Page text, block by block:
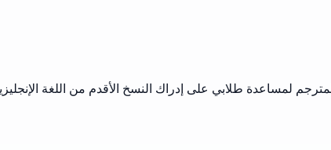
لمساعدة طلابي على إدراك النسخ الأقدم من اللغة